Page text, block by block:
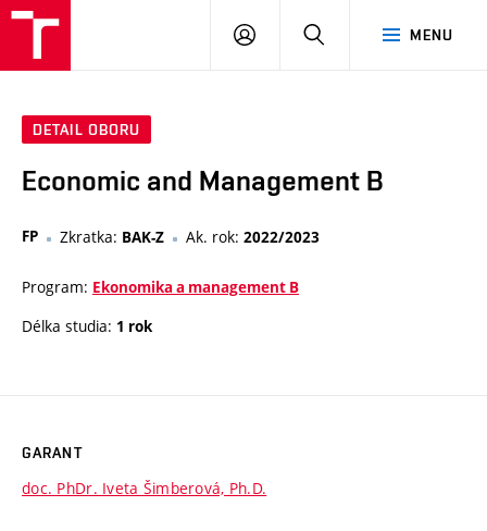
MENU
PŘIHLÁSIT
DETAIL OBORU
Economic and Management B
FP Zkratka: BAK-Z Ak. rok: 2022/2023
Program: Ekonomika a management B
Délka studia: 1 rok
GARANT
doc. PhDr. Iveta Šimberová, Ph.D.